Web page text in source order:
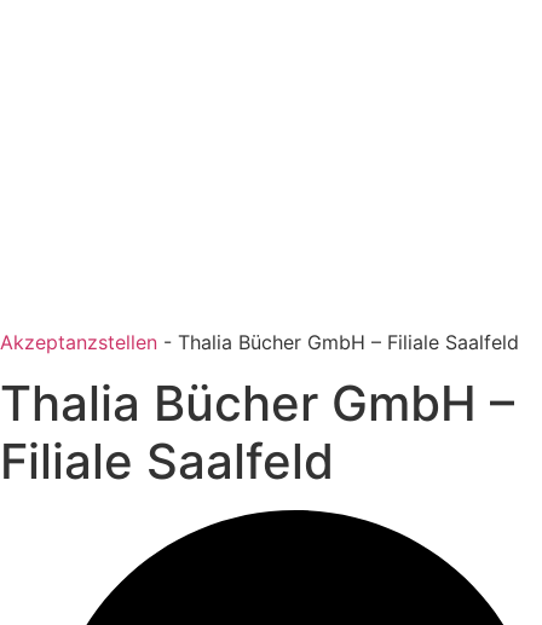
Akzeptanzstellen - Thalia Bücher GmbH – Filiale Saalfeld
Thalia Bücher GmbH –
Filiale Saalfeld